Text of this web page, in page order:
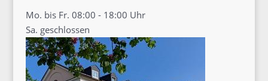
Mo. bis Fr. 08:00 - 18:00 Uhr
Sa. geschlossen